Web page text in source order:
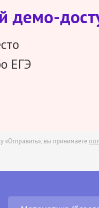
демо-
ЕГЭ
«Отправить», вы принимаете